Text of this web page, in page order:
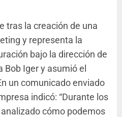
tras la creación de una
y representa la
bajo la dirección de
Bob Iger y asumió el
un comunicado enviado
indicó: “Durante los
cómo podemos